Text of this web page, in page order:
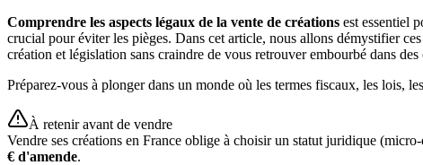
Comprendre les aspects légaux de la vente de créations est essentiel
crucial pour éviter les pièges. Dans cet article, nous allons démystifier
création et législation sans craindre de vous retrouver embourbé dans
Préparez-vous à plonger dans un monde où les termes fiscaux, les lois,
À retenir avant de vendre
Vendre ses créations en France oblige à choisir un statut juridique
€ d'amende.